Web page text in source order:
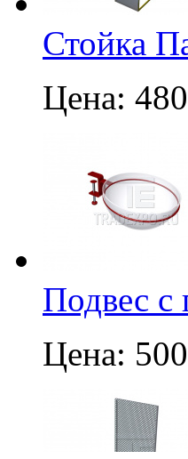
Стойка
Цена:
Подвес с
Цена: